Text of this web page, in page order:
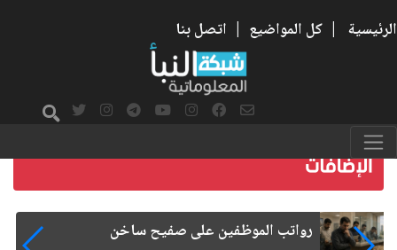
الرئيسية | كل المواضيع | اتصل بنا
هجرة الكفاءات العراقية.. الأسباب والآثار